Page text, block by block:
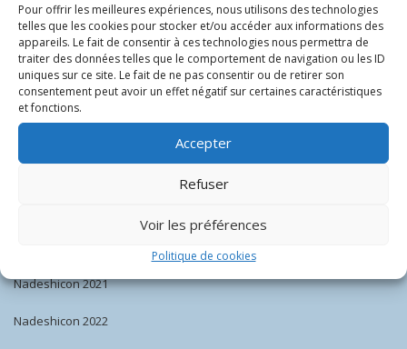
Pour offrir les meilleures expériences, nous utilisons des technologies
telles que les cookies pour stocker et/ou accéder aux informations des
appareils. Le fait de consentir à ces technologies nous permettra de
traiter des données telles que le comportement de navigation ou les ID
uniques sur ce site. Le fait de ne pas consentir ou de retirer son
consentement peut avoir un effet négatif sur certaines caractéristiques
et fonctions.
Accepter
Refuser
Voir les préférences
Politique de cookies
Nadeshicon 2018
Nadeshicon 2018
Nadeshicon 2019
Nadeshicon 2021
Nadeshicon 2022